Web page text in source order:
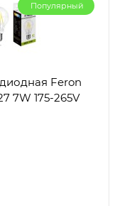
Популярный
Feron
7W 175-265V